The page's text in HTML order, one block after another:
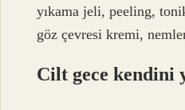
yıkama jeli, peeling,
göz çevresi kremi,
Cilt gece kendini